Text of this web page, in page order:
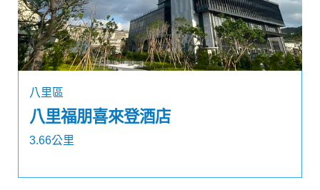
八里區
八里福朋喜來登酒店
3.66公里